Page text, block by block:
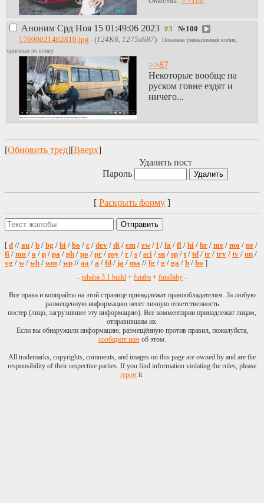
Аноним Срд Ноя 15 01:49:06 2023 №100
17000021462810.jpg (124Кб, 1275x687)
Показана уменьшенная копия,
оригинал по клику.
>>87
Некоторые вообще на
руском говне ездят и
ничего...
[Обновить тред][Вверх]
Удалить пост
Пароль
[ Раскрыть форму ]
[ d // au / b / bg / bi / bo / c / dev / di / em / ew/ f/ fa / fl / hi / hr / me / mo / ne /
fi / mu / o / p / pa / ph / po / pr / psy / r / s / sci / sn / sp / t/ td / tr / trv / tv / un /
vg / w/ wh / wm / wp // aa / a / fd / ja / ma // fg / g / ga / h / ho ]
- pihaba 3.1 build + futaba + futallaby -
Все права и копирайты на этой странице принадлежат правообладателям. За любую
размещенную информацию несет личную ответственность
постер (лицо, загрузившее эту информацию). Все комментарии принадлежат лицам,
отправившим их.
Если вы обнаружили информацию, размещённую против правил, пожалуйста,
сообщите намоб этом.
All trademarks, copyrights, comments, and images on this page are owned by and are the
responsibility of their respective parties. If you find information violating the rules, please
reportit.